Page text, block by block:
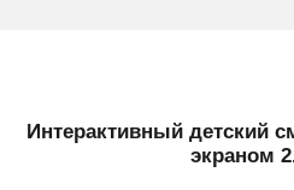
Интерактивный детский
экраном